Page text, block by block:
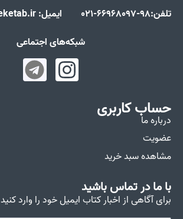
تلفن:98-66968097-021 ایمیل: info@jahaneketab.ir
شبکه‌های اجتماعی
حساب کاربری
درباره ما
عضویت
مشاهده سبد خرید
با ما در تماس باشید
برای آگاهی از اخبار کتاب ایمیل خود را وارد کنید